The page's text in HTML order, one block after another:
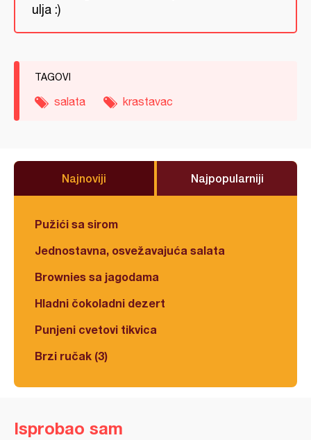
ulja :)
TAGOVI
salata krastavac
Najnoviji Najpopularniji
Pužići sa sirom
Jednostavna, osvežavajuća salata
Brownies sa jagodama
Hladni čokoladni dezert
Punjeni cvetovi tikvica
Brzi ručak (3)
Isprobao sam